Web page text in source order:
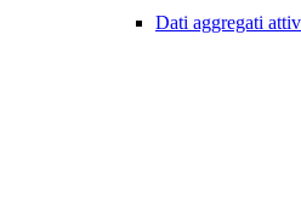
Dati aggregati